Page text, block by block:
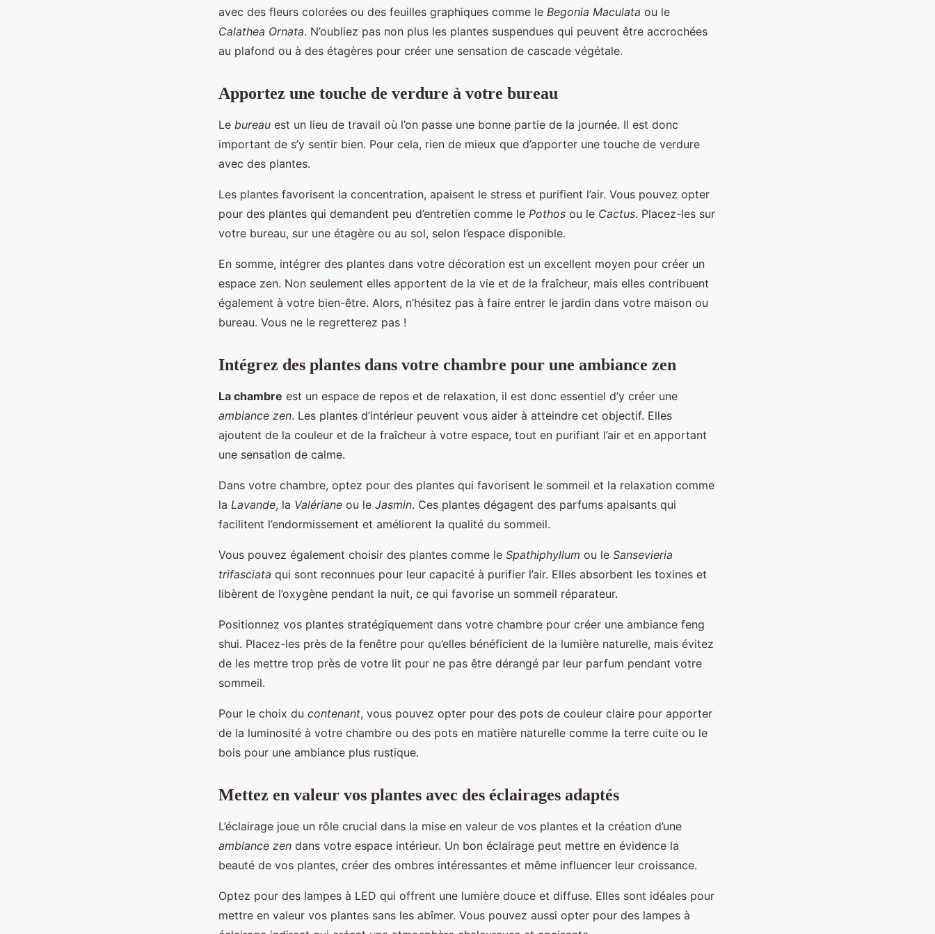
avec des fleurs colorées ou des feuilles graphiques comme le Begonia Maculata ou le
Calathea Ornata. N’oubliez pas non plus les plantes suspendues qui peuvent être accrochées
au plafond ou à des étagères pour créer une sensation de cascade végétale.
Apportez une touche de verdure à votre bureau
Le bureau est un lieu de travail où l’on passe une bonne partie de la journée. Il est donc
important de s’y sentir bien. Pour cela, rien de mieux que d’apporter une touche de verdure
avec des plantes.
Les plantes favorisent la concentration, apaisent le stress et purifient l’air. Vous pouvez opter
pour des plantes qui demandent peu d’entretien comme le Pothos ou le Cactus. Placez-les sur
votre bureau, sur une étagère ou au sol, selon l’espace disponible.
En somme, intégrer des plantes dans votre décoration est un excellent moyen pour créer un
espace zen. Non seulement elles apportent de la vie et de la fraîcheur, mais elles contribuent
également à votre bien-être. Alors, n’hésitez pas à faire entrer le jardin dans votre maison ou
bureau. Vous ne le regretterez pas !
Intégrez des plantes dans votre chambre pour une ambiance zen
La chambre est un espace de repos et de relaxation, il est donc essentiel d’y créer une
ambiance zen. Les plantes d’intérieur peuvent vous aider à atteindre cet objectif. Elles
ajoutent de la couleur et de la fraîcheur à votre espace, tout en purifiant l’air et en apportant
une sensation de calme.
Dans votre chambre, optez pour des plantes qui favorisent le sommeil et la relaxation comme
la Lavande, la Valériane ou le Jasmin. Ces plantes dégagent des parfums apaisants qui
facilitent l’endormissement et améliorent la qualité du sommeil.
Vous pouvez également choisir des plantes comme le Spathiphyllum ou le Sansevieria
trifasciata qui sont reconnues pour leur capacité à purifier l’air. Elles absorbent les toxines et
libèrent de l’oxygène pendant la nuit, ce qui favorise un sommeil réparateur.
Positionnez vos plantes stratégiquement dans votre chambre pour créer une ambiance feng
shui. Placez-les près de la fenêtre pour qu’elles bénéficient de la lumière naturelle, mais évitez
de les mettre trop près de votre lit pour ne pas être dérangé par leur parfum pendant votre
sommeil.
Pour le choix du contenant, vous pouvez opter pour des pots de couleur claire pour apporter
de la luminosité à votre chambre ou des pots en matière naturelle comme la terre cuite ou le
bois pour une ambiance plus rustique.
Mettez en valeur vos plantes avec des éclairages adaptés
L’éclairage joue un rôle crucial dans la mise en valeur de vos plantes et la création d’une
ambiance zen dans votre espace intérieur. Un bon éclairage peut mettre en évidence la
beauté de vos plantes, créer des ombres intéressantes et même influencer leur croissance.
Optez pour des lampes à LED qui offrent une lumière douce et diffuse. Elles sont idéales pour
mettre en valeur vos plantes sans les abîmer. Vous pouvez aussi opter pour des lampes à